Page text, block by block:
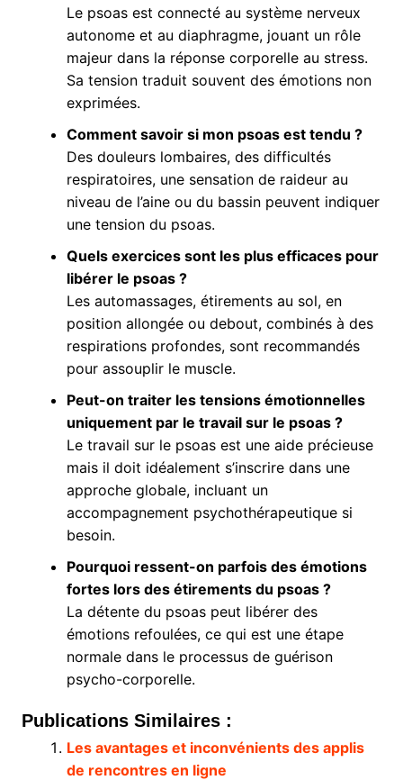
Le psoas est connecté au système nerveux
autonome et au diaphragme, jouant un rôle
majeur dans la réponse corporelle au stress.
Sa tension traduit souvent des émotions non
exprimées.
Comment savoir si mon psoas est tendu ?
Des douleurs lombaires, des difficultés
respiratoires, une sensation de raideur au
niveau de l’aine ou du bassin peuvent indiquer
une tension du psoas.
Quels exercices sont les plus efficaces pour
libérer le psoas ?
Les automassages, étirements au sol, en
position allongée ou debout, combinés à des
respirations profondes, sont recommandés
pour assouplir le muscle.
Peut-on traiter les tensions émotionnelles
uniquement par le travail sur le psoas ?
Le travail sur le psoas est une aide précieuse
mais il doit idéalement s’inscrire dans une
approche globale, incluant un
accompagnement psychothérapeutique si
besoin.
Pourquoi ressent-on parfois des émotions
fortes lors des étirements du psoas ?
La détente du psoas peut libérer des
émotions refoulées, ce qui est une étape
normale dans le processus de guérison
psycho-corporelle.
Publications Similaires :
Les avantages et inconvénients des applis
de rencontres en ligne